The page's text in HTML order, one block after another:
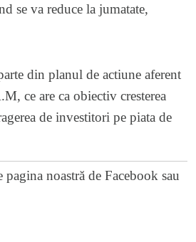
se va reduce la jumatate,
din planul de actiune aferent
ce are ca obiectiv cresterea
de investitori pe piata de
pagina noastră de Facebook sau